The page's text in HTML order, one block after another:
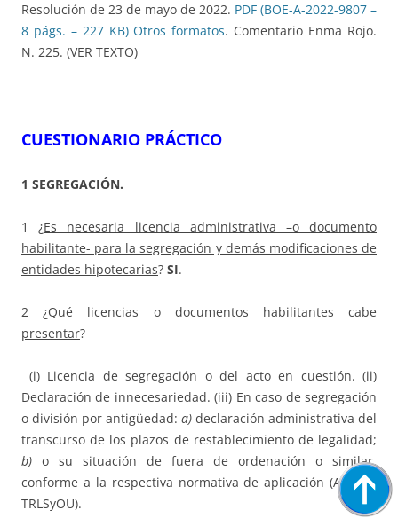
Resolución de 23 de mayo de 2022. PDF (BOE-A-2022-9807 –
8 págs. – 227 KB) Otros formatos. Comentario Enma Rojo.
N. 225. (VER TEXTO)
CUESTIONARIO PRÁCTICO
1 SEGREGACIÓN.
1 ¿Es necesaria licencia administrativa –o documento
habilitante- para la segregación y demás modificaciones de
entidades hipotecarias? SI.
2 ¿Qué licencias o documentos habilitantes cabe
presentar?
(i) Licencia de segregación o del acto en cuestión. (ii)
Declaración de innecesariedad. (iii) En caso de segregación
o división por antigüedad: a) declaración administrativa del
transcurso de los plazos de restablecimiento de legalidad;
b) o su situación de fuera de ordenación o similar,
conforme a la respectiva normativa de aplicación (Ar 28.4
TRLSyOU).